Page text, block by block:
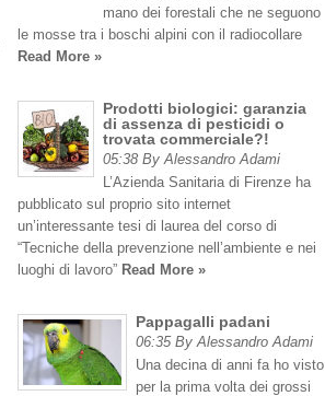
mano dei forestali che ne seguono
le mosse tra i boschi alpini con il radiocollare
Read More »
Prodotti biologici: garanzia
di assenza di pesticidi o
trovata commerciale?!
05:38 By Alessandro Adami
L’Azienda Sanitaria di Firenze ha
pubblicato sul proprio sito internet
un’interessante tesi di laurea del corso di
“Tecniche della prevenzione nell’ambiente e nei
luoghi di lavoro” Read More »
Pappagalli padani
06:35 By Alessandro Adami
Una decina di anni fa ho visto
per la prima volta dei grossi